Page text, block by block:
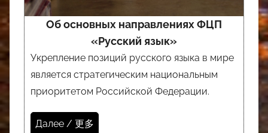
Об основных направлениях ФЦП
«Русский язык»
Укрепление позиций русского языка в мире
является стратегическим национальным
приоритетом Российской Федерации.
Далее / 更多